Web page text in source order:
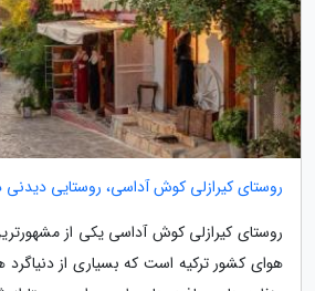
روستای کیرازلی کوش آداسی، روستایی دیدنی
روستای کیرازلی کوش آداسی یکی از
هوای کشور ترکیه است که بسیاری از